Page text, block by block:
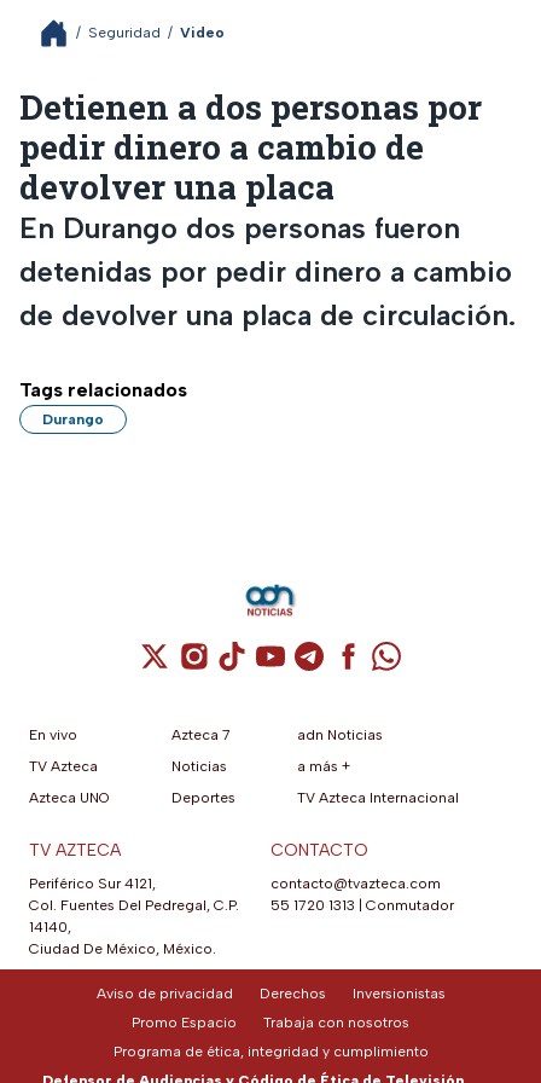
/ Seguridad / Video
Detienen a dos personas por
pedir dinero a cambio de
devolver una placa
En Durango dos personas fueron
detenidas por pedir dinero a cambio
de devolver una placa de circulación.
Tags relacionados
Durango
Cuenta de X / Twitter (se abre en una
Cuenta de Instagram (se abre en una
Cuenta de TikTok (se abre en
Cuenta de YouTube (se abre
Cuenta de Telegram (se
Cuenta de
Cuenta de
En vivo
TV Azteca
Azteca UNO
Azteca 7
Noticias
Deportes
adn Noticias
a más +
TV Azteca Internacional
TV AZTECA
Periférico Sur 4121,
Col. Fuentes Del Pedregal, C.P.
14140,
Ciudad De México, México.
CONTACTO
contacto@tvazteca.com
55 1720 1313 | Conmutador
Aviso de privacidad Derechos
Inversionistas
Promo Espacio
Trabaja con nosotros
Programa de ética, integridad y cumplimiento